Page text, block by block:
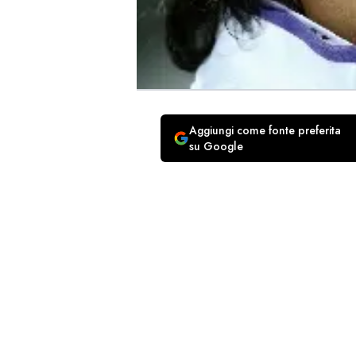
Aggiungi come fonte preferita
su Google